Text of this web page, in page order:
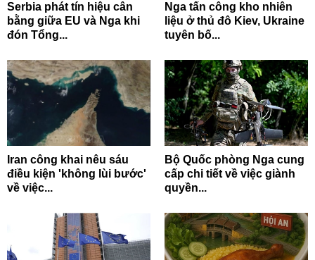
Serbia phát tín hiệu cân
bằng giữa EU và Nga khi
đón Tổng...
Nga tấn công kho nhiên
liệu ở thủ đô Kiev, Ukraine
tuyên bố...
Iran công khai nêu sáu
điều kiện 'không lùi bước'
về việc...
Bộ Quốc phòng Nga cung
cấp chi tiết về việc giành
quyền...